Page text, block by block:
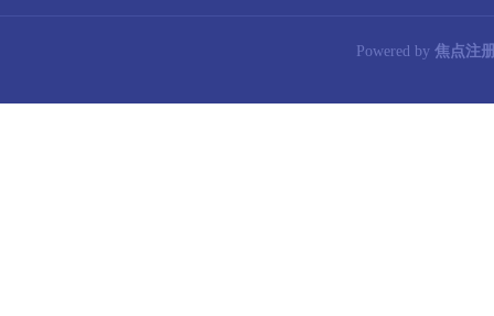
Powered by 焦点注